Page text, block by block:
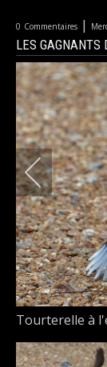
0 Commentaires |
LES GAGNANTS
Tourterelle à